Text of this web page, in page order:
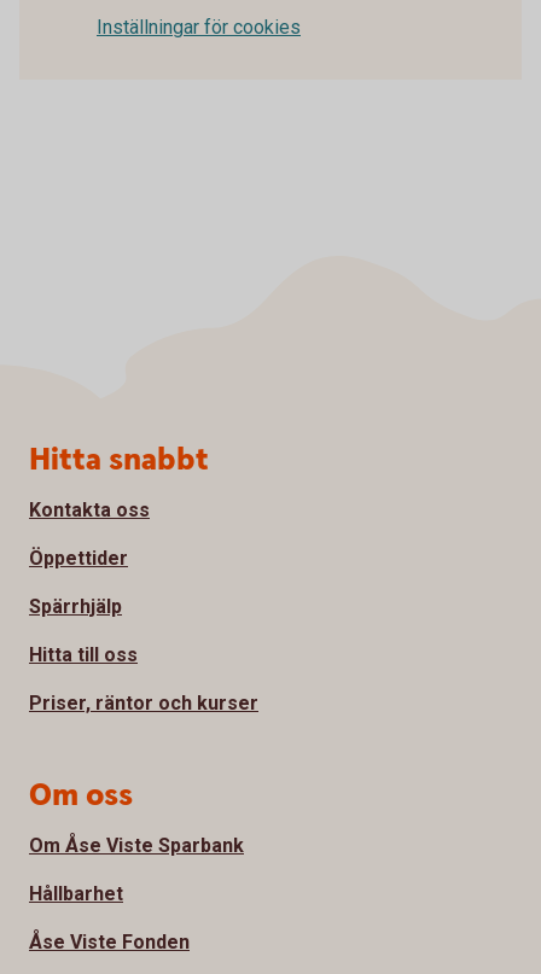
Inställningar för cookies
Sidfot
Hitta snabbt
Kontakta oss
Öppettider
Spärrhjälp
Hitta till oss
Priser, räntor och kurser
Om oss
Om Åse Viste Sparbank
Hållbarhet
Åse Viste Fonden